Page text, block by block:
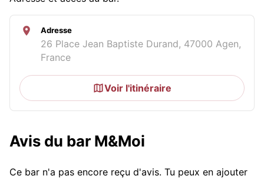
Adresse
26 Place Jean Baptiste Durand, 47000 Agen,
France
Voir l'itinéraire
Avis du bar M&Moi
Ce bar n'a pas encore reçu d'avis. Tu peux en ajouter